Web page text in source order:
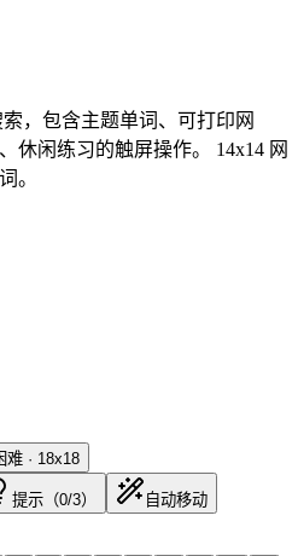
，包含主题单词、可打印网
休闲练习的触屏操作。
14x14 网
。
难 · 18x18
提示（0/3） 自动移动